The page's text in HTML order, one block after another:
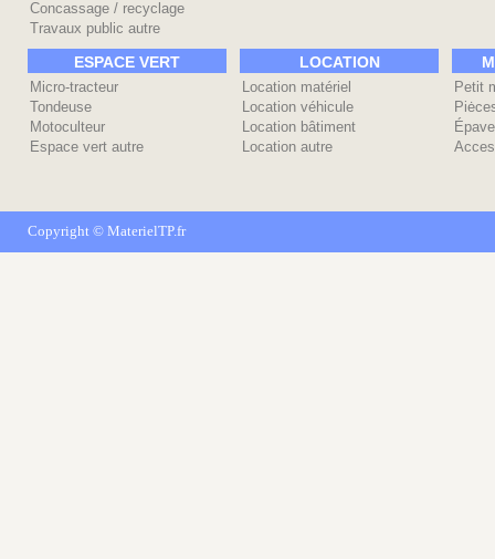
Concassage / recyclage
Travaux public autre
ESPACE VERT
Micro-tracteur
Tondeuse
Motoculteur
Espace vert autre
LOCATION
Location matériel
Location véhicule
Location bâtiment
Location autre
Petit
Épave
Copyright © MaterielTP.fr